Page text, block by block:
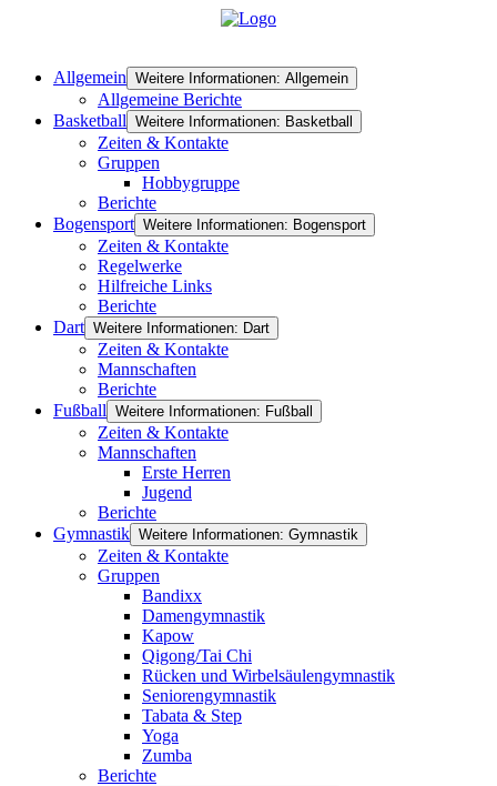
Allgemein Weitere Informationen: Allgemein
Allgemeine Berichte
Basketball Weitere Informationen: Basketball
Zeiten & Kontakte
Gruppen
Hobbygruppe
Berichte
Bogensport Weitere Informationen: Bogensport
Zeiten & Kontakte
Regelwerke
Hilfreiche Links
Berichte
Dart Weitere Informationen: Dart
Zeiten & Kontakte
Mannschaften
Berichte
Fußball Weitere Informationen: Fußball
Zeiten & Kontakte
Mannschaften
Erste Herren
Jugend
Berichte
Gymnastik Weitere Informationen: Gymnastik
Zeiten & Kontakte
Gruppen
Bandixx
Damengymnastik
Kapow
Qigong/Tai Chi
Rücken und Wirbelsäulengymnastik
Seniorengymnastik
Tabata & Step
Yoga
Zumba
Berichte